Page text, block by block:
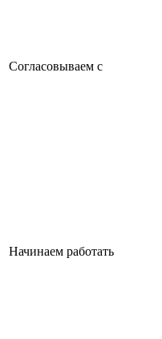
Согласовываем с
Начинаем работать